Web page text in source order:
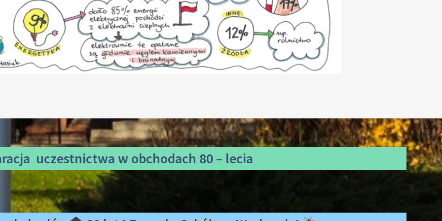
uczestnictwaw obchodach 80 – lecia